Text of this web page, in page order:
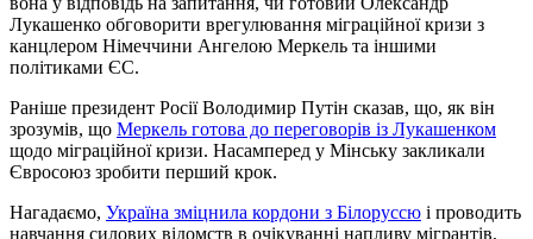
Лукашенко обговорити врегулювання міграційної кризи з
канцлером Німеччини Ангелою Меркель та іншими
політиками ЄС.
Раніше президент Росії Володимир Путін сказав, що, як він
зрозумів, що Меркель готова до переговорів із Лукашенком
щодо міграційної кризи. Насамперед у Мінську закликали
Євросоюз зробити перший крок.
Нагадаємо, Україна зміцнила кордони з Білоруссю і проводить
навчання силових відомств в очікуванні напливу мігрантів,